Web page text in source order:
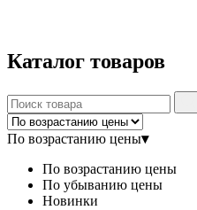
Каталог товаров
По возрастанию цены▾
По возрастанию цены
По убыванию цены
Новинки